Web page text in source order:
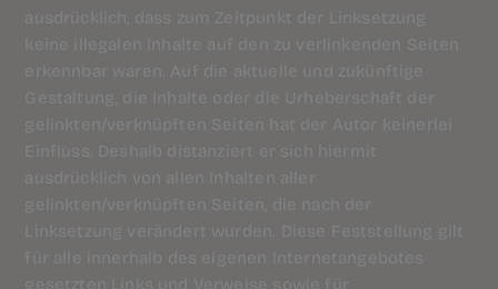
ausdrücklich, dass zum Zeitpunkt der Linksetzung
keine illegalen Inhalte auf den zu verlinkenden Seiten
erkennbar waren. Auf die aktuelle und zukünftige
Gestaltung, die Inhalte oder die Urheberschaft der
gelinkten/verknüpften Seiten hat der Autor keinerlei
Einfluss. Deshalb distanziert er sich hiermit
ausdrücklich von allen Inhalten aller
gelinkten/verknüpften Seiten, die nach der
Linksetzung verändert wurden. Diese Feststellung gilt
für alle innerhalb des eigenen Internetangebotes
gesetzten Links und Verweise sowie für